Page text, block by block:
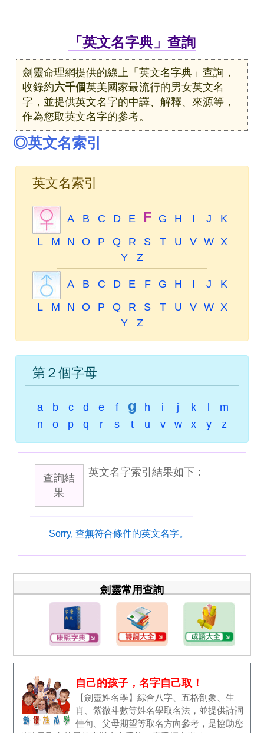
「英文名字典」查詢
劍靈命理網提供的線上「英文名字典」查詢，
收錄約六千個英美國家最流行的男女英文名
字，並提供英文名字的中譯、解釋、來源等，
作為您取英文名字的參考。
◎英文名索引
英文名索引
A B C D E F G H I J
K
L
M N O P Q R S T U V W X
Y
Z
A B C D E F G H I J
K
L
M N O P Q R S T U V W X
Y
Z
第２個字母
a b c d e f g h i j k
m
n
o p q r s t u v w x y z
查詢結
果
英文名字索引結果如下：
Sorry, 查無符合條件的英文名字。
劍靈常用查詢
自己的孩子，名字自己取！
【劍靈姓名學】綜合八字、五格剖象、生
肖、紫微斗數等姓名學取名法，並提供詩詞
佳句、父母期望等取名方向參考，是協助您